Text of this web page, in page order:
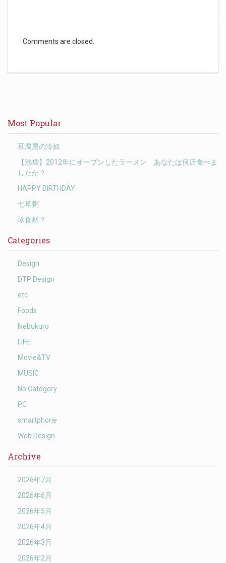
Comments are closed.
Most Popular
豆腐屋の冷奴
【池袋】2012年にオープンしたラーメン あなたは何店食べま
したか？
HAPPY BIRTHDAY
七草粥
珍食材？
Categories
Design
DTP Design
etc
Foods
Ikebukuro
LIFE
Movie&TV
MUSIC
No Category
PC
smartphone
Web Design
Archive
2026年7月
2026年6月
2026年5月
2026年4月
2026年3月
2026年2月